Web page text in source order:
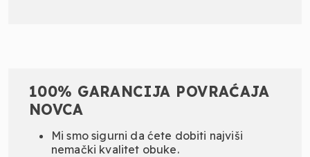
100% GARANCIJA POVRAĆAJA
NOVCA
Mi smo sigurni da ćete dobiti najviši
nemački kvalitet obuke.